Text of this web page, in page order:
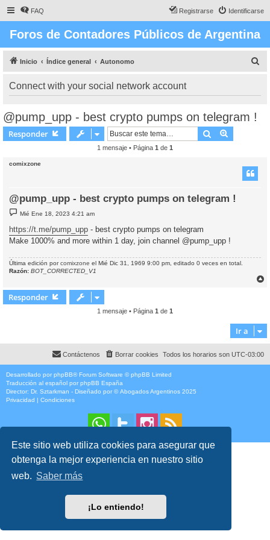
Este sitio web utiliza cookies para asegurar que
obtenga la mejor experiencia en nuestro sitio
web. Saber más
¡Lo entiendo!
FAQ Identificarse
Registrarse
Foros de Contadores Públicos de Argentina
Inicio Índice general Autonomo
Connect with your social network account
@pump_upp - best crypto pumps on telegram !
Responder Buscar
1 mensaje • Página 1 de 1
comixzone
@pump_upp - best crypto pumps on telegram !
M
e
s
a
Mié Ene 18, 2023 4:21 am
https://t.me/pump_upp - best crypto pumps on telegram
Make 1000% and more within 1 day, join channel @pump_upp !
Última edición porcomixzone el Mié Dic 31, 1969 9:00 pm, editado 0 veces en total.
Razón: BOT_CORRECTED_V1
Responder
1 mensaje • Página 1 de 1
Ir a
Todos los horarios son UTC-03:00
Borrar cookies
Contáctenos
Desarrollado por phpBB® Forum Software © phpBB Limited
Traducción al español por phpBB España
Director: Dr. Sztarkman - Diseñado por ©Abogados Argentinos 2025
Privacidad | Condiciones